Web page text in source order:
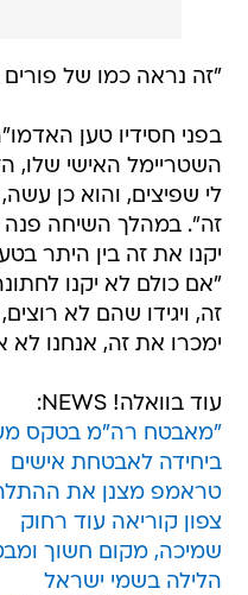
"זה נראה כמו של
בפני חסידיו טען
השטריימל האישי שלו,
לי שפיצים, והוא כן
זה". במהלך השיחה פנה
יקנו את זה בין היתר
"אם כולם לא יקנו
זה, ויגידו שהם לא
ימכרו את זה, אנחנו לא
עוד בוואלה! NEWS:
"מאבטח רה"מ בטקס
ביחידה לאבטחת אישים
טראמפ מצנן את
צפון קוריאה עוד רחוק
שמיכה, מקום חשוך
הלילה בשמי ישראל